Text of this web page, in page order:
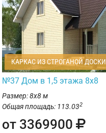
КАРКАС ИЗ СТРОГАНОЙ ДОСКИ
№37 Дом в 1,5 этажа 8х8
Размер: 8х8 м
Общая площадь: 113.032
от 3369900